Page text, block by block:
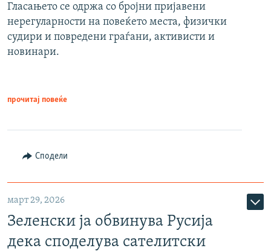
Гласањето се одржа со бројни пријавени
нерегуларности на повеќето места, физички
судири и повредени граѓани, активисти и
новинари.
прочитај повеќе
Сподели
март 29, 2026
Зеленски ја обвинува Русија
дека споделува сателитски